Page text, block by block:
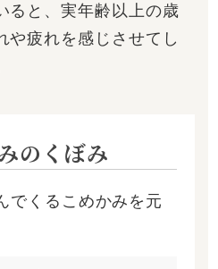
ると、実年齢以上の歳
や疲れを感じさせてし
のくぼみ
でくるこめかみを元